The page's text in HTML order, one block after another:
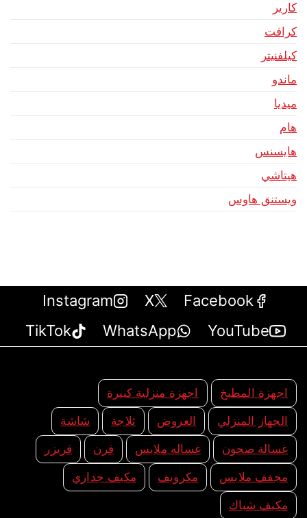
كارير
كرافت
كيلفنيتر
ماندو
ميديا
هام
هايسنس
هيتاشي
ويستنق هاوس
Facebook
X
Instagram
YouTube
WhatsApp
TikTok
اجهزة المطبخ اجهزة منزلية كبيرة
الجهاز المنزلي العروض ثلاجة شاشة
غسالة صحون غساله ملابس فرن فريزر
مجفف ملابس مكرويف مكيف جداري
مكيف شباك